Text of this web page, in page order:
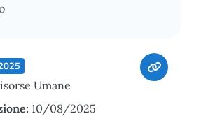
Umane
10/08/2025